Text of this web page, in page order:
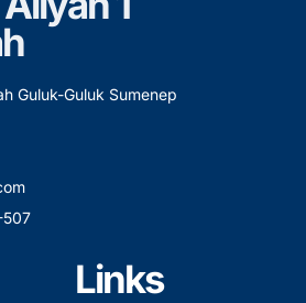
Guluk-Guluk Sumenep
507
Links